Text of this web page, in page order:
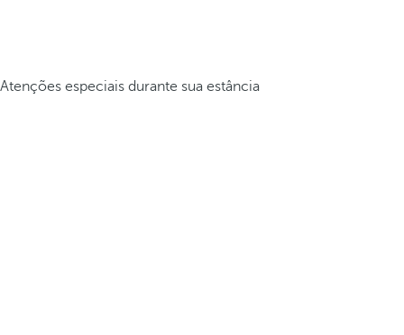
Atenções especiais durante sua estância